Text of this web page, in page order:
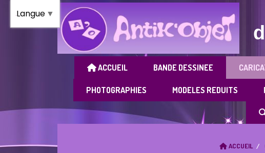
ACCUEIL BANDE DESSINEE
PHOTOGRAPHIES MODELES REDUITS
ACCUEIL
Langue ▼
Panneau de gestion des cookies